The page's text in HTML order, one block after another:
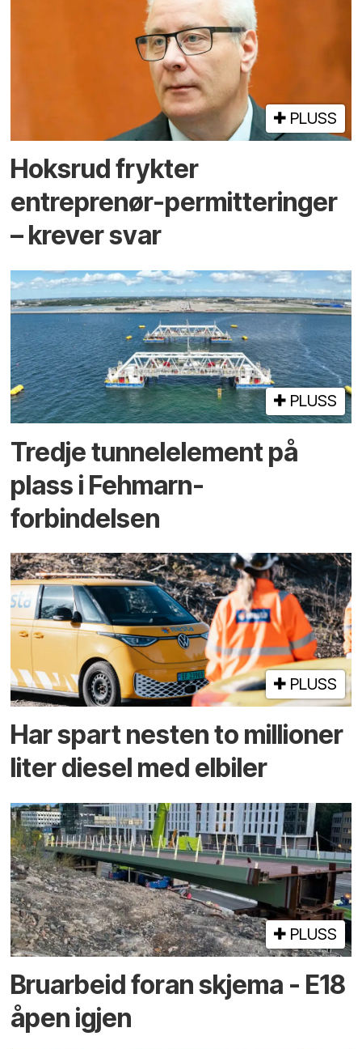
PLUSS
Hoksrud frykter
entreprenør-permitteringer
– krever svar
PLUSS
Tredje tunnel­element på
plass i Fehmarn-
forbindelsen
PLUSS
Har spart nesten to millioner
liter diesel med elbiler
PLUSS
Bruarbeid foran skjema - E18
åpen igjen